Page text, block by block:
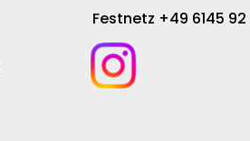
Festnetz +49 6145